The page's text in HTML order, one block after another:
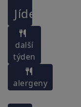
Jídelníček
další
týden
alergeny